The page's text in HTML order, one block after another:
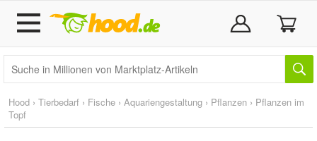
Hood › Tierbedarf › Fische › Aquariengestaltung › Pflanzen › Pflanzen im
Topf